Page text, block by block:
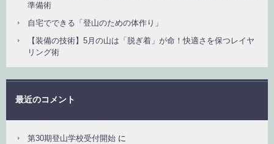
準備術
自宅でできる「登山のための体作り」
【装備の技術】5月の山は「脱ぎ着」が命！快適さを保つレイヤ
リング術
最近のコメント
第30期登山学校受付開始 に